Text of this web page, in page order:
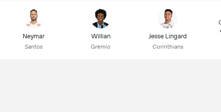
Neymar
Santos
Willian
Gremio
Jesse Lingard
Corinthians